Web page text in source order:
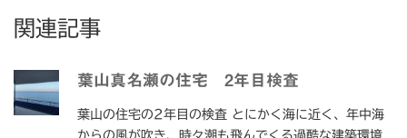
関連記事
葉山真名瀬の住宅 2年目検査
葉山の住宅の2年目の検査 とにかく海に近く、年中海
からの風が吹き、時々潮も飛んでくる過酷な建築環境